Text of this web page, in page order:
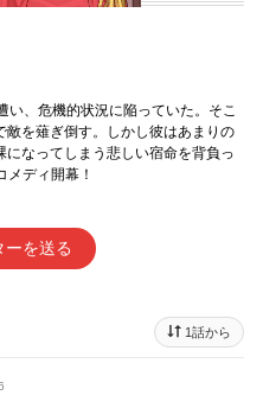
い、危機的状況に陥っていた。そこ
を薙ぎ倒す。しかし彼はあまりの
なってしまう悲しい宿命を背負っ
ディ開幕！
ーを送る
1話から